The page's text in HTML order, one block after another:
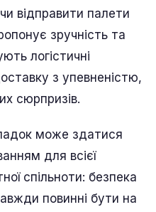
відправити палети
зручність та
логістичні
з упевненістю,
сюрпризів.
може здатися
для всієї
спільноти: безпека
повинні бути на